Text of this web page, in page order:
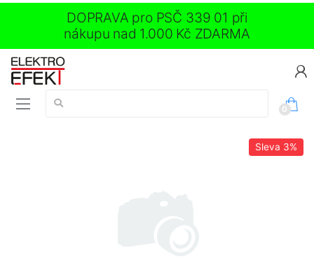
DOPRAVA pro PSČ 339 01 při
nákupu nad 1.000 Kč ZDARMA
Vyhledávání:
0
Sleva 3%